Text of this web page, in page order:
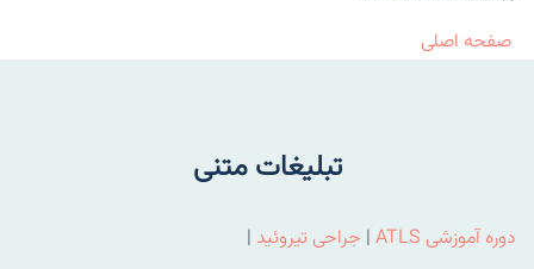
صفحه اصلی
تبلیغات متنی
دوره آموزشی ATLS | جراحی تیروئید |